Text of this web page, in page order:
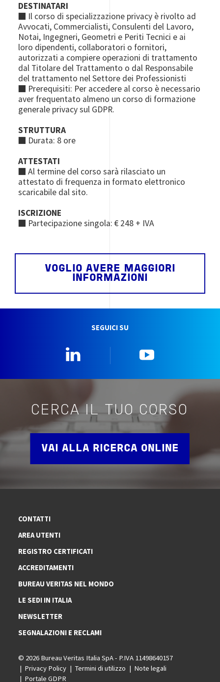
DESTINATARI
■ Il corso di specializzazione privacy è rivolto ad
Avvocati, Commercialisti, Consulenti del Lavoro,
Notai, Ingegneri, Geometri e Periti Tecnici e ai
loro dipendenti, collaboratori o fornitori,
autorizzati a compiere operazioni di trattamento
dal Titolare del Trattamento o dal Responsabile
del trattamento nel Settore dei Professionisti
■ Prerequisiti: Per accedere al corso è necessario
aver frequentato almeno un corso di formazione
generale privacy sul GDPR.
STRUTTURA
■ Durata: 8 ore
ATTESTATI
■ Al termine del corso sarà rilasciato un
attestato di frequenza in formato elettronico
scaricabile dal sito.
ISCRIZIONE
■ Partecipazione singola: € 248 + IVA
VOGLIO AVERE MAGGIORI
INFORMAZIONI
SEGUICI SU
CERCA IL TUO CORSO
VAI ALLA RICERCA ONLINE
CONTATTI
AREA UTENTI
REGISTRO CERTIFICATI
ACCREDITAMENTI
BUREAU VERITAS NEL MONDO
LE SEDI IN ITALIA
NEWSLETTER
SEGNALAZIONI E RECLAMI
© 2026 Bureau Veritas Italia SpA - P.IVA 11498640157
Privacy Policy
Termini di utilizzo
Note legali
Portale GDPR